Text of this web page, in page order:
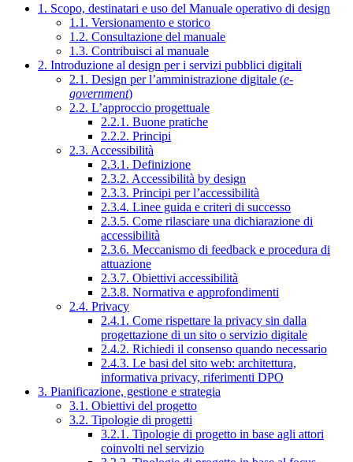
1. Scopo, destinatari e uso del Manuale operativo di design
1.1. Versionamento e storico
1.2. Consultazione del manuale
1.3. Contribuisci al manuale
2. Introduzione al design per i servizi pubblici digitali
2.1. Design per l’amministrazione digitale (e-
government)
2.2. L’approccio progettuale
2.2.1. Buone pratiche
2.2.2. Principi
2.3. Accessibilità
2.3.1. Definizione
2.3.2. Accessibilità by design
2.3.3. Principi per l’accessibilità
2.3.4. Linee guida e criteri di successo
2.3.5. Come rilasciare una dichiarazione di
accessibilità
2.3.6. Meccanismo di feedback e procedura di
attuazione
2.3.7. Obiettivi accessibilità
2.3.8. Normativa e approfondimenti
2.4. Privacy
2.4.1. Come rispettare la privacy sin dalla
progettazione di un sito o servizio digitale
2.4.2. Richiedi il consenso quando necessario
2.4.3. Le basi del sito web: architettura,
informativa privacy, riferimenti DPO
3. Pianificazione, gestione e strategia
3.1. Obiettivi del progetto
3.2. Tipologie di progetti
3.2.1. Tipologie di progetto in base agli attori
coinvolti nel servizio